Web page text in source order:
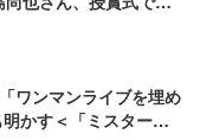
ワンマンライブを埋め
かす＜「ミスターモ